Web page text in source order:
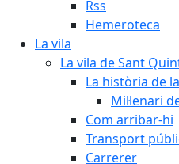
Rss
Hemeroteca
La vila
La vila de Sant
La història de
Mil·lenari
Com arribar-hi
Transport
Carrerer